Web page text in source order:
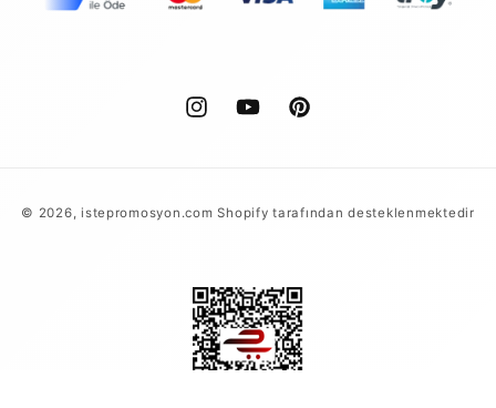
InstagramYouTubePinterest
© 2026, istepromosyon.com Shopify tarafından desteklenmektedir